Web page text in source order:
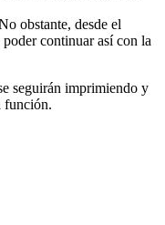
obstante, desde el
continuar así con la
seguirán imprimiendo y
función.